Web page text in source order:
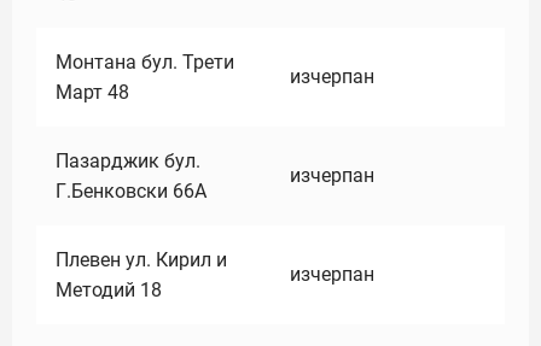
Монтана бул. Трети
Март 48
изчерпан
Пазарджик бул.
Г.Бенковски 66А
изчерпан
Плевен ул. Кирил и
Методий 18
изчерпан